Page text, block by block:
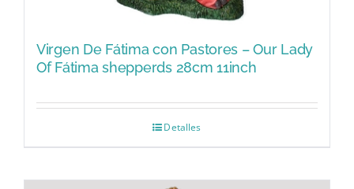
Virgen De Fátima con Pastores – Our Lady
Of Fátima shepperds 28cm 11inch
Detalles